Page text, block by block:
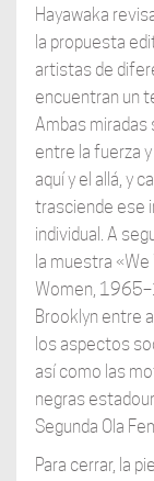
Hayawaka
la propuesta
artistas de
encuentran un
Ambas
entre la fuerza
aquí y el allá, y
trasciende ese
individual. A
la muestra «We
Women,
Brooklyn entre
los aspectos
así como las
negras
Segunda Ola
Para cerrar, la